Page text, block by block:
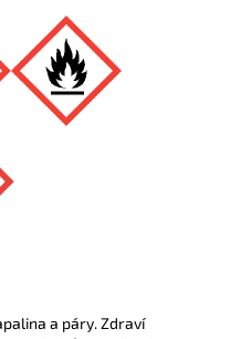
a páry. Zdraví